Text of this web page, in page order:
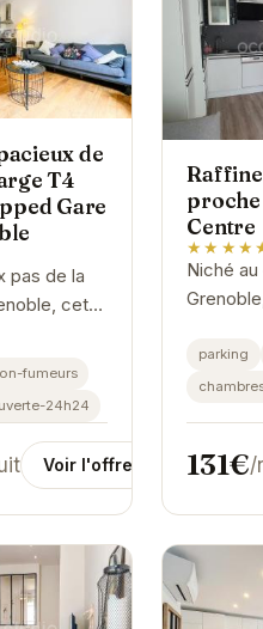
de
T4
Gare
pas de la
cet
T4 offre un
fumeurs
24h24
Voir l'offre
Centre
Niché
un
charme
Cet...
parking
131€/